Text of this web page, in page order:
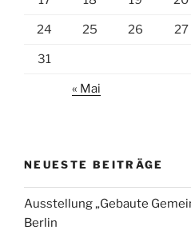
24 25 26 27
31
« Mai
NEUESTE BEITRÄGE
Ausstellung „Gebaute
Berlin